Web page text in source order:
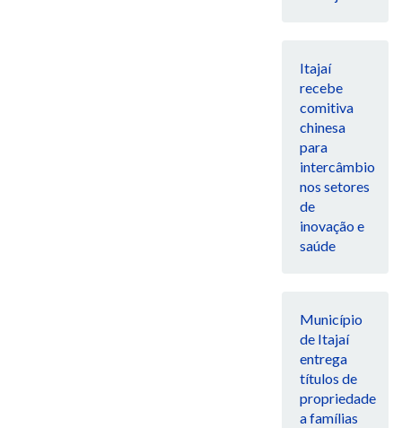
Itajaí
recebe
comitiva
chinesa
para
intercâmbio
nos setores
de
inovação e
saúde
Município
de Itajaí
entrega
títulos de
propriedade
a famílias